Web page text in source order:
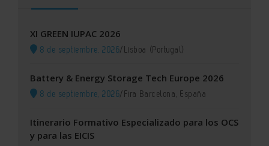
XI GREEN IUPAC 2026
8 de septiembre, 2026/ Lisboa (Portugal)
Battery & Energy Storage Tech Europe 2026
8 de septiembre, 2026/ Fira Barcelona, España
Itinerario Formativo Especializado para los OCS
y para las EICIS